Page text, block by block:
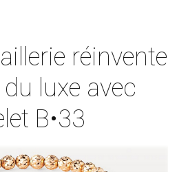
réinvente
luxe avec
B•33